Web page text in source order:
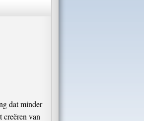
dat minder
creëren van